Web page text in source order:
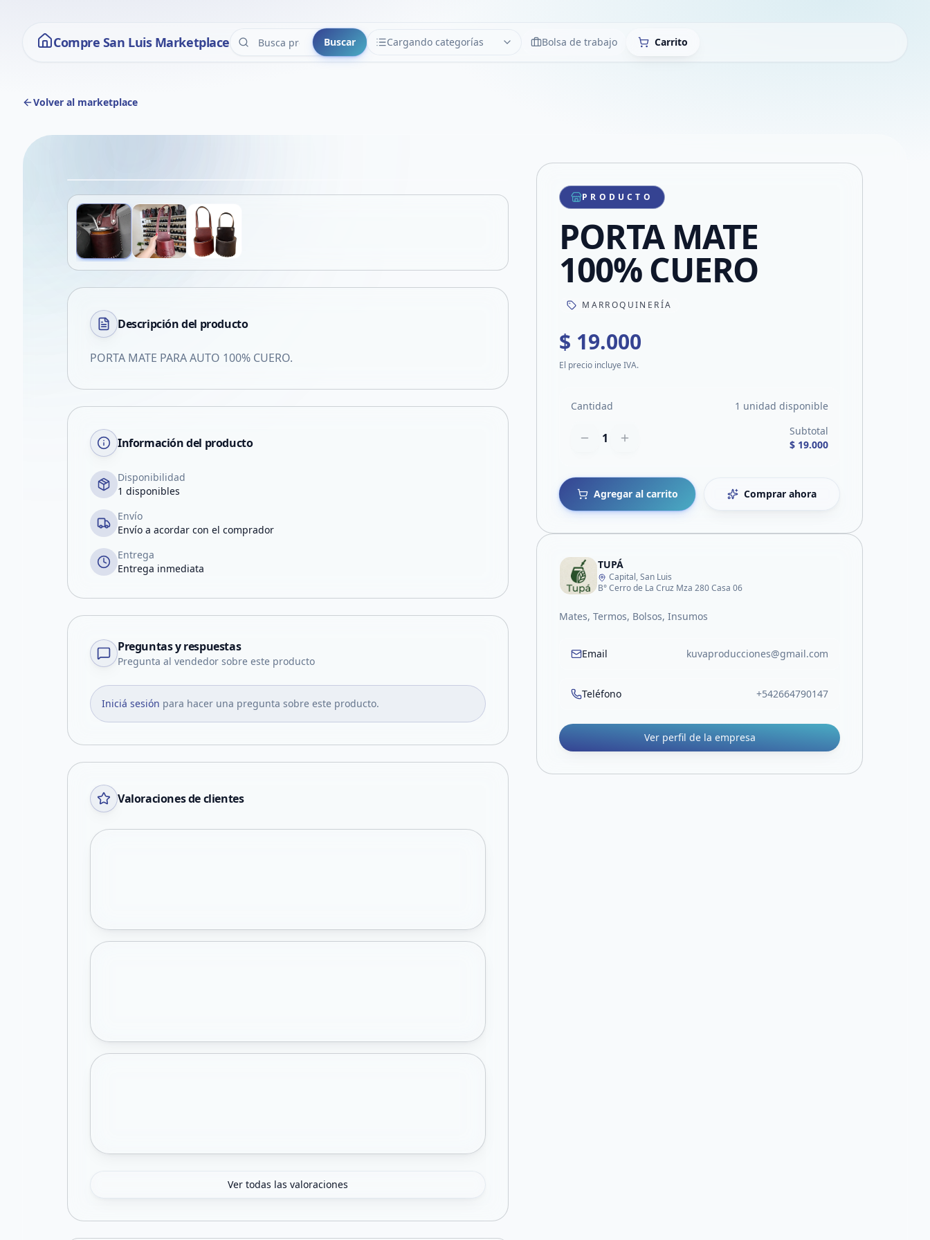
Compre San Luis Marketplace Buscar Cargando categorías
CATEGORÍAS LimpiarBolsa de trabajo Carrito
Volver al marketplace
Compartir producto
Compartir por WhatsApp
Compartir por mail
Compartir en Facebook
Compartir en X
Descripción del producto
PORTA MATE PARA AUTO 100% CUERO.
Información del producto
Disponibilidad
1 disponibles
Envío
Envío a acordar con el comprador
Entrega
Entrega inmediata
Preguntas y respuestas
Pregunta al vendedor sobre este producto
Iniciá sesión para hacer una pregunta sobre este producto.
Valoraciones de clientes
Ver todas las valoraciones
PRODUCTO
PORTA MATE
100% CUERO
MARROQUINERÍA
$ 19.000
El precio incluye IVA.
Cantidad 1 unidad disponible
1
Subtotal
$ 19.000
Agregar al carrito Comprar ahora
TUPÁ
Capital, San Luis
B° Cerro de La Cruz Mza 280 Casa 06
Mates, Termos, Bolsos, Insumos
Email kuvaproducciones@gmail.com
Teléfono +542664790147
Ver perfil de la empresa